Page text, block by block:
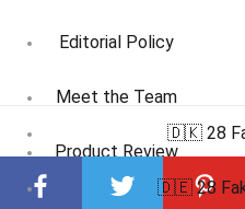
Editorial Policy
Meet the Team
Product Review
🇩🇰 28
🇩🇪 28